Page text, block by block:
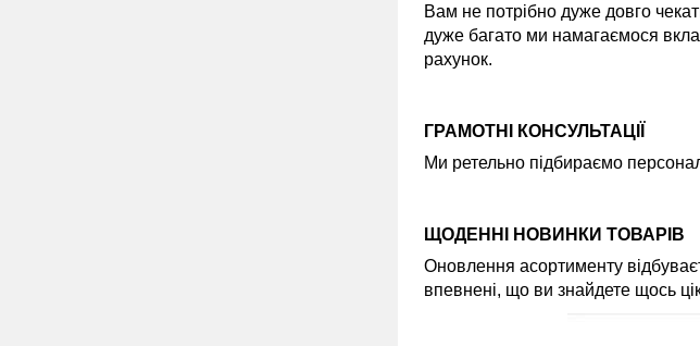
Вам не потрібно дуже довго
дуже багато ми намагаємося
рахунок.
ГРАМОТНІ КОНСУЛЬТАЦІЇ
Ми ретельно підбираємо
ЩОДЕННІ НОВИНКИ ТОВАРІВ
Оновлення асортименту
впевнені, що ви знайдете щось